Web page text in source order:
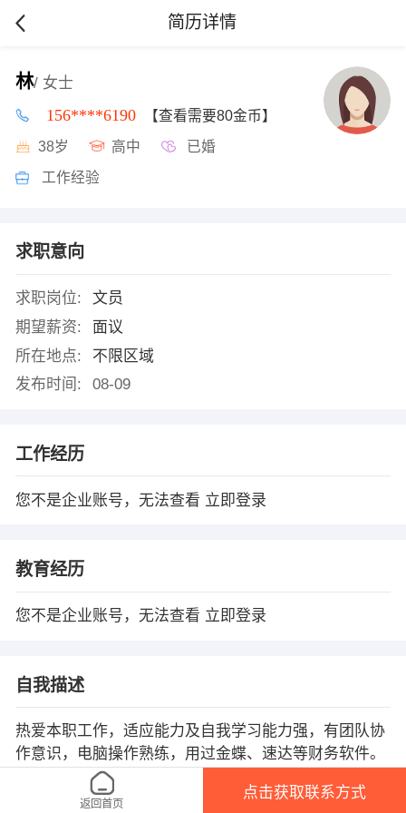
简历详情
林/ 女士
156****6190 【查看需要80金币】
38岁 高中 已婚
工作经验
求职意向
求职岗位:
文员
期望薪资:
面议
所在地点:
不限区域
发布时间:
08-09
工作经历
您不是企业账号，无法查看 立即登录
教育经历
您不是企业账号，无法查看 立即登录
自我描述
热爱本职工作，适应能力及自我学习能力强，有团队协
作意识，电脑操作熟练，用过金蝶、速达等财务软件。
返回首页
点击获取联系方式